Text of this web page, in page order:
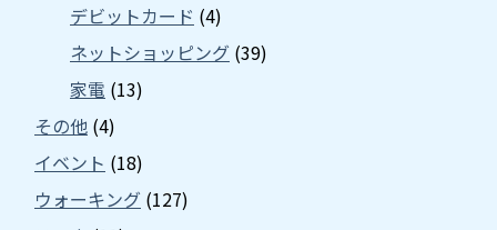
デビットカード (4)
ネットショッピング (39)
家電 (13)
その他 (4)
イベント (18)
ウォーキング (127)